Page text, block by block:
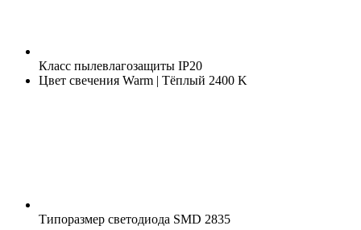
Класс пылевлагозащиты IP20
Цвет свечения Warm | Тёплый 2400 K
Типоразмер светодиода SMD 2835